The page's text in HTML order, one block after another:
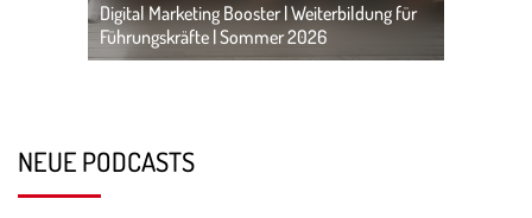
Digital Marketing Booster | Weiterbildung für
Führungskräfte | Sommer 2026
NEUE PODCASTS